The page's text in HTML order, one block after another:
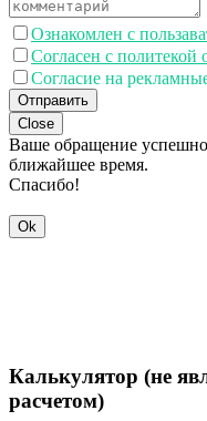
Ознакомлен с
Согласен с
Согласие на
Отправить
Close
Ваше обращение успешно
ближайшее время.
Спасибо!
Ok
Калькулятор (не
расчетом)